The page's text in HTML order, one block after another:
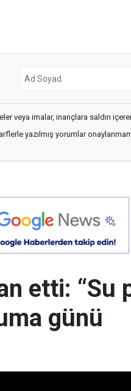
veya imalar, inançlara saldırı
yazılmış yorumlar
etti: “Su
günü